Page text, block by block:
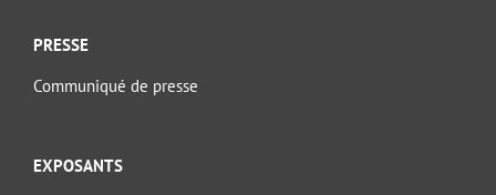
PRESSE
Communiqué de presse
EXPOSANTS